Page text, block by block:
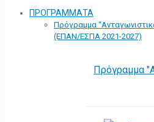
ΠΡΟΓΡΑΜΜΑΤΑ
Πρόγραμμα
(ΕΠΑΝ/ΕΣΠΑ 2021-2027)
Πρόγραμμα